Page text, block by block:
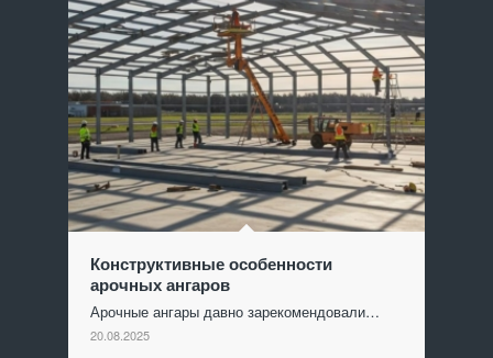
Конструктивные особенности
арочных ангаров
Арочные ангары давно зарекомендовали…
20.08.2025